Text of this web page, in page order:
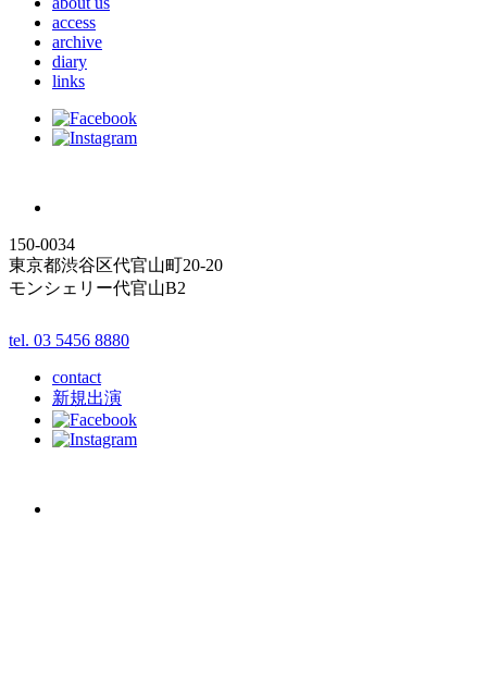
access
archive
diary
links
150-0034
東京都渋谷区代官山町20-20
モンシェリー代官山B2
tel. 03 5456 8880
contact
新規出演